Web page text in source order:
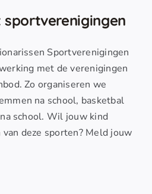
Sportverenigingen
met de verenigingen
Zo organiseren we
na school, basketbal
school. Wil jouw kind
deze sporten? Meld jouw